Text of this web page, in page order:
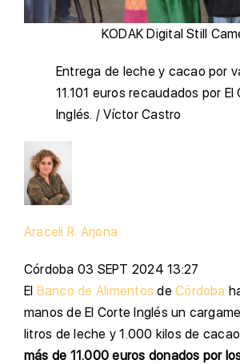
KODAK Digital Still
Entrega de leche y cacao por
11.101 euros recaudados por El
Inglés. / Víctor Castro
Araceli R. Arjona
Córdoba 03 SEPT 2024 13:27
El Banco de Alimentos deCórdoba
manos de El Corte Inglés un
litros de leche y 1.000 kilos de
más de 11.000 euros donados por